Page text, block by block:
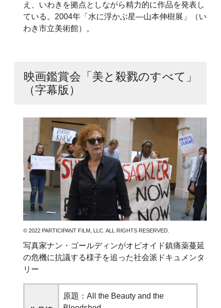
え、いわきを拠点としながら精力的に作品を発表し
ている。2004年「水に浮かぶ星―山本伸樹展」（い
わき市立美術館）。
映画鑑賞会「美と殺戮のすべて」
（字幕版）
© 2022 PARTICIPANT FILM, LLC. ALL RIGHTS RESERVED.
写真家ナン・ゴールディンがオピオイド鎮痛薬蔓延
の危機に抗議する様子を追った社会派ドキュメンタ
リー
原題：All the Beauty and the